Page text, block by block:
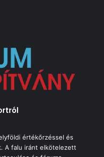
értékőrzéssel és
A falu iránt elkötelezett